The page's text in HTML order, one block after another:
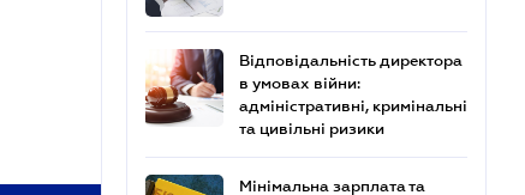
Відповідальність директора
в умовах війни:
адміністративні, кримінальні
та цивільні ризики
Мінімальна зарплата та